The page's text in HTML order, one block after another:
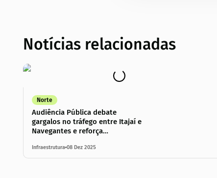
Notícias relacionadas
Norte
Audiência Pública debate
gargalos no tráfego entre Itajaí e
Navegantes e reforça
BR-101
Infraestrutura 08 Dez 2025